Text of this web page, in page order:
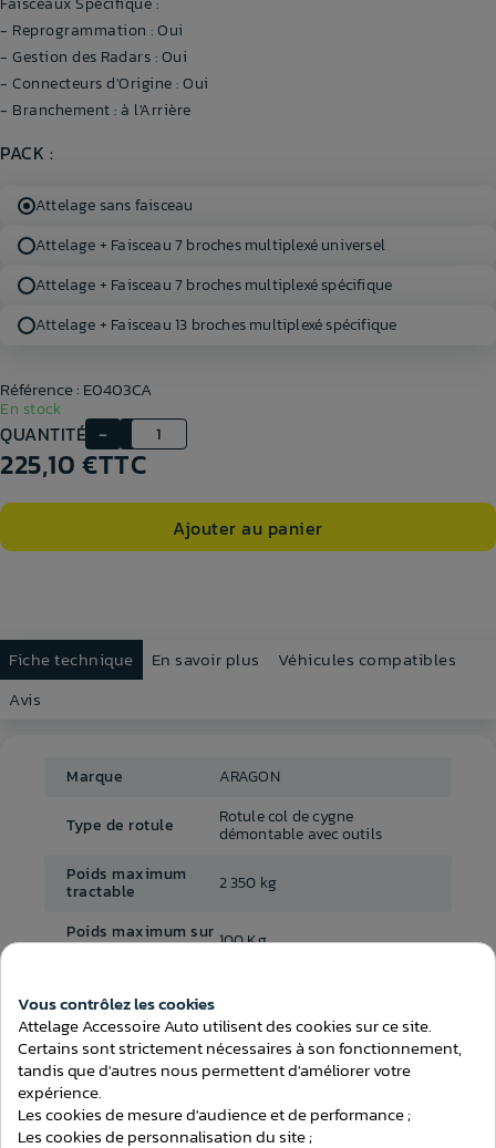
- Reprogrammation : Oui
- Gestion des Radars : Oui
- Connecteurs d'Origine : Oui
- Branchement : à l'Arrière
PACK :
Attelage sans faisceau
Attelage + Faisceau 7 broches multiplexé universel
Attelage + Faisceau 7 broches multiplexé spécifique
Attelage + Faisceau 13 broches multiplexé spécifique
QUANTITÉ
En stock
Référence : E0403CA
225,10 €TTC
Ajouter au panier
Fiche technique En savoir plus
Véhicules compatibles
Avis
Marque ARAGON
Type de rotule Rotule col de cygne
démontable avec outils
Poids maximum
tractable 2 350 kg
Poids maximum sur
la rotule 100 Kg
chocs
Démontage du
pare-chocs Oui
Temps de montage
(attelage) - de 1h30
Vous contrôlez les cookies
Attelage Accessoire Auto utilisent des cookies sur ce site.
Certains sont strictement nécessaires à son fonctionnement,
tandis que d'autres nous permettent d'améliorer votre
expérience.
Les cookies de mesure d'audience et de performance ;
Les cookies de personnalisation du site ;